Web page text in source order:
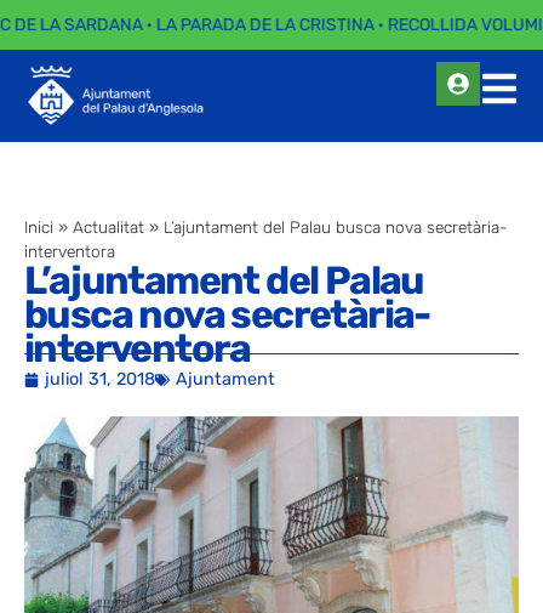
DE LA SARDANA · LA PARADA DE LA CRISTINA · RECOLLIDA
Inici » Actualitat » L’ajuntament del Palau busca nova secretària-
interventora
L’ajuntament del Palau
busca nova secretària-
interventora
juliol 31, 2018 Ajuntament